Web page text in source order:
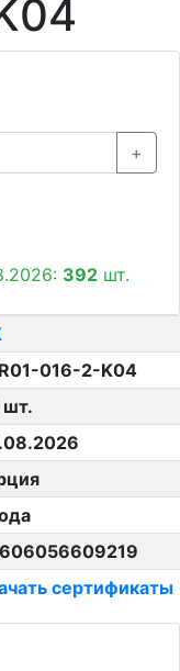
+
392 шт.
016-2-K04
сертификаты